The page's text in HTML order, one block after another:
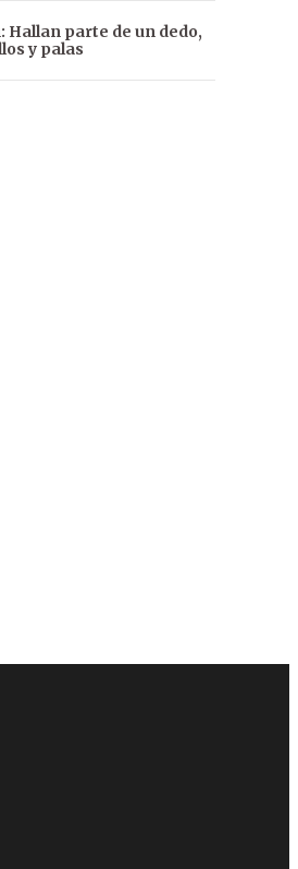
Hallan parte de un dedo,
y palas